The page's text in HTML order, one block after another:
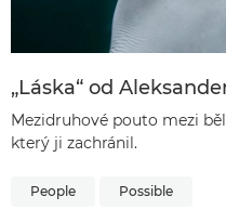
„Láska“ od
Mezidruhové pouto mezi
který ji zachránil.
People Possible